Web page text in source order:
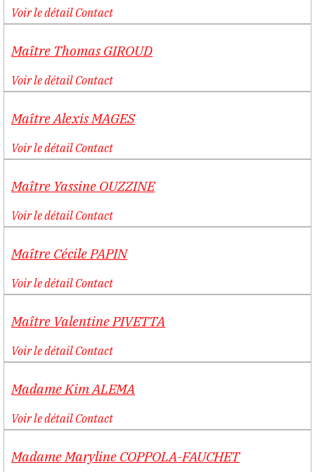
Voir le détail Contact
Maître Thomas GIROUD
Voir le détail Contact
MaîtreAlexisMAGES
Voir le détail Contact
Maître Yassine OUZZINE
Voir le détail Contact
Maître CécilePAPIN
Voir le détail Contact
Maître ValentinePIVETTA
Voir le détail Contact
MadameKimALEMA
Voir le détail Contact
Madame Maryline COPPOLA-FAUCHET